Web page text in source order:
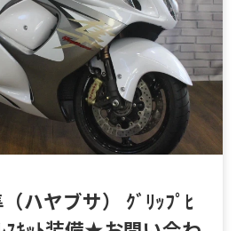
ハヤブサ） ｸﾞﾘｯﾌﾟﾋ